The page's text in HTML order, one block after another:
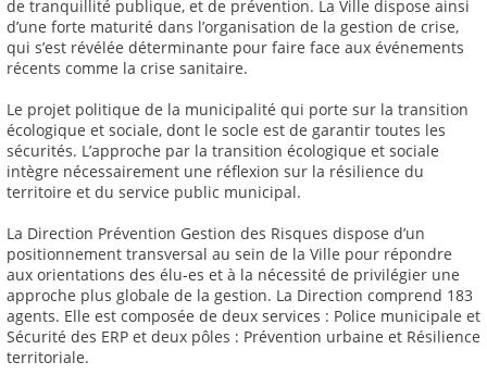
de tranquillité publique, et de prévention. La Ville dispose ainsi
d’une forte maturité dans l’organisation de la gestion de crise,
qui s’est révélée déterminante pour faire face aux événements
récents comme la crise sanitaire.
Le projet politique de la municipalité qui porte sur la transition
écologique et sociale, dont le socle est de garantir toutes les
sécurités. L’approche par la transition écologique et sociale
intègre nécessairement une réflexion sur la résilience du
territoire et du service public municipal.
La Direction Prévention Gestion des Risques dispose d’un
positionnement transversal au sein de la Ville pour répondre
aux orientations des élu-es et à la nécessité de privilégier une
approche plus globale de la gestion. La Direction comprend 183
agents. Elle est composée de deux services : Police municipale et
Sécurité des ERP et deux pôles : Prévention urbaine et Résilience
territoriale.